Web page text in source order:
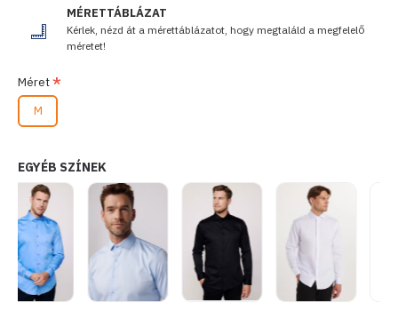
MÉRETTÁBLÁZAT
Kérlek, nézd át a mérettáblázatot, hogy megtaláld a megfelelő
méretet!
Méret
M
EGYÉB SZÍNEK